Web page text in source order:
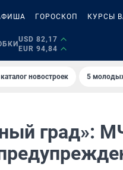
ГОРОСКОП КУРСЫ
USD 82,17
EUR 94,84
новостроек 5
град»: